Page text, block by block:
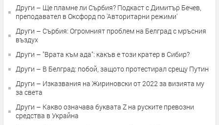
Други – Ще пламне ли Сърбия? Подкаст с Димитър Бечев,
преподавател в Оксфорд по 'Авторитарни режими'
Други – Сърбия: Огромният проблем на Белград с мръсния
въздух
Други – "Врата към ада": какъв е този кратер в Сибир?
Други – В Белград: побой, защото протестирал срещу Путин
Други – Изказвания на Жириновски от 2022 за визията му
за света
Други – Какво означава буквата Z на руските превозни
средства в Украйна